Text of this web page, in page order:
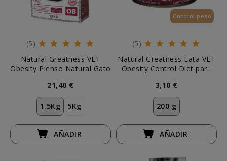
(5)
Natural Greatness VET
Obesity Pienso Natural Gato
21,40 €
1.5Kg 5Kg
AÑADIR
Control peso
(5)
Natural Greatness Lata VET
Obesity Control Diet para
3,10 €
200 g
AÑADIR